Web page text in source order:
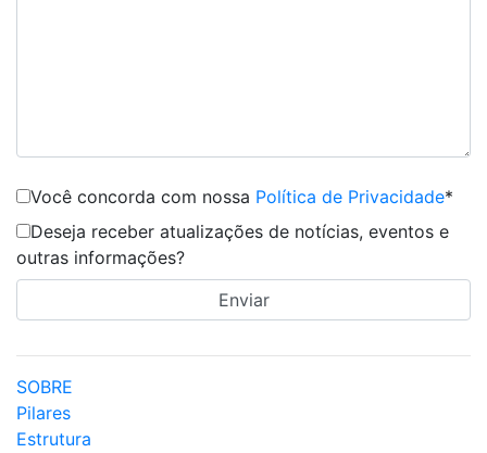
Você concorda com nossa Política de Privacidade*
Deseja receber atualizações de notícias, eventos e
outras informações?
SOBRE
Pilares
Estrutura